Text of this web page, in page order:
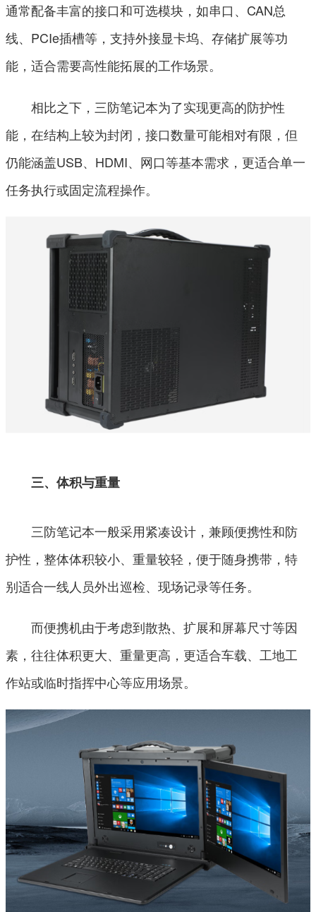
通常配备丰富的接口和可选模块，如串口、CAN总
线、PCIe插槽等，支持外接显卡坞、存储扩展等功
能，适合需要高性能拓展的工作场景。
相比之下，三防笔记本为了实现更高的防护性
能，在结构上较为封闭，接口数量可能相对有限，但
仍能涵盖USB、HDMI、网口等基本需求，更适合单一
任务执行或固定流程操作。
三、体积与重量
三防笔记本一般采用紧凑设计，兼顾便携性和防
护性，整体体积较小、重量较轻，便于随身携带，特
别适合一线人员外出巡检、现场记录等任务。
而便携机由于考虑到散热、扩展和屏幕尺寸等因
素，往往体积更大、重量更高，更适合车载、工地工
作站或临时指挥中心等应用场景。